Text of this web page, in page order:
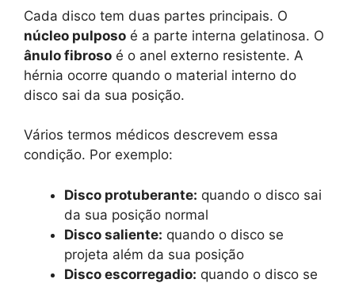
Cada disco tem duas partes principais. O
núcleo pulposo é a parte interna gelatinosa. O
ânulo fibroso é o anel externo resistente. A
hérnia ocorre quando o material interno do
disco sai da sua posição.
Vários termos médicos descrevem essa
condição. Por exemplo:
Disco protuberante: quando o disco sai
da sua posição normal
Disco saliente: quando o disco se
projeta além da sua posição
Disco escorregadio: quando o disco se